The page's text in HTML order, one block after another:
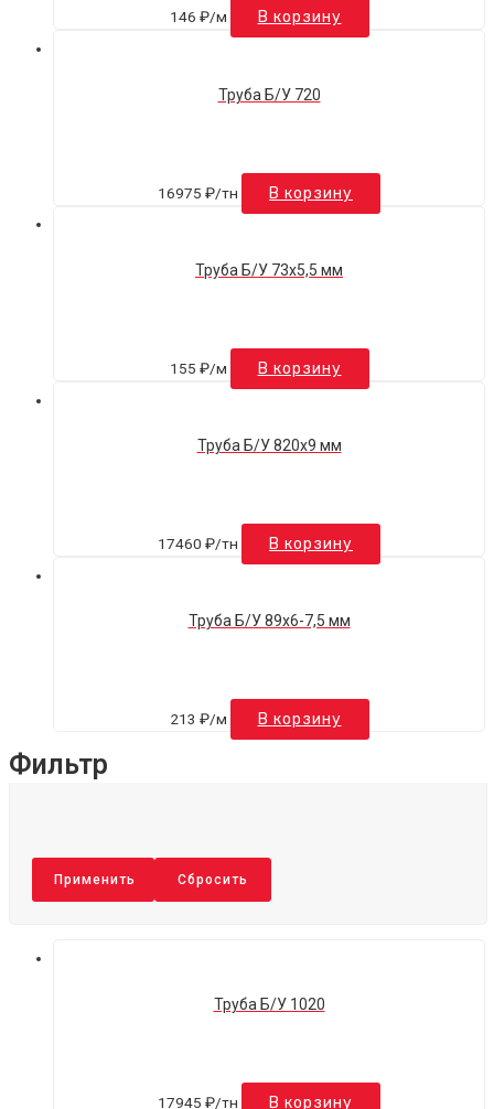
146 ₽/м В корзину
Труба Б/У 720
16975 ₽/тн В корзину
Труба Б/У 73х5,5 мм
155 ₽/м В корзину
Труба Б/У 820х9 мм
17460 ₽/тн В корзину
Труба Б/У 89х6-7,5 мм
213 ₽/м В корзину
Фильтр
Применить Сбросить
Труба Б/У 1020
17945 ₽/тн В корзину